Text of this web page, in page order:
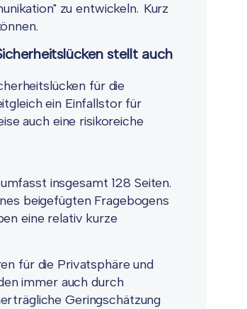
zu entwickeln. Kurz
stellt auch
für die
ein Einfallstor für
auch eine risikoreiche
insgesamt 128 Seiten.
beigefügten Fragebogens
eine relativ kurze
für die Privatsphäre und
immer auch durch
Geringschätzung